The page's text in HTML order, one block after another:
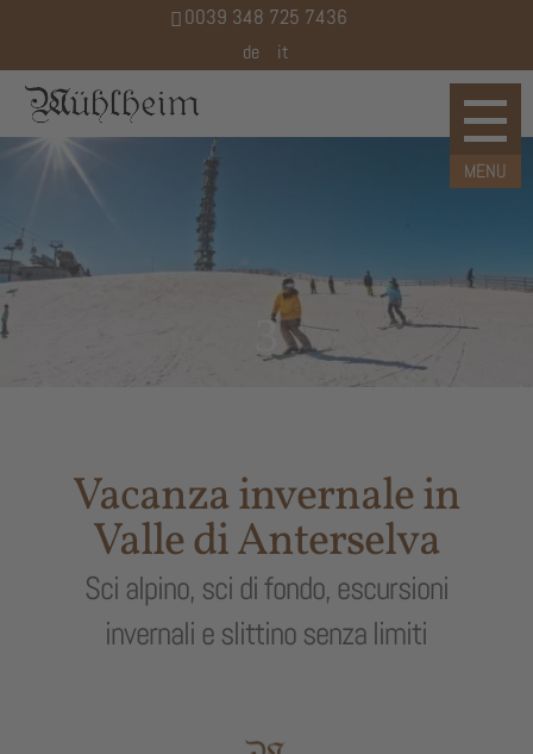
0039 348 725 7436
de it
3
Vacanza invernale in
Valle di Anterselva
Sci alpino, sci di fondo, escursioni
invernali e slittino senza limiti